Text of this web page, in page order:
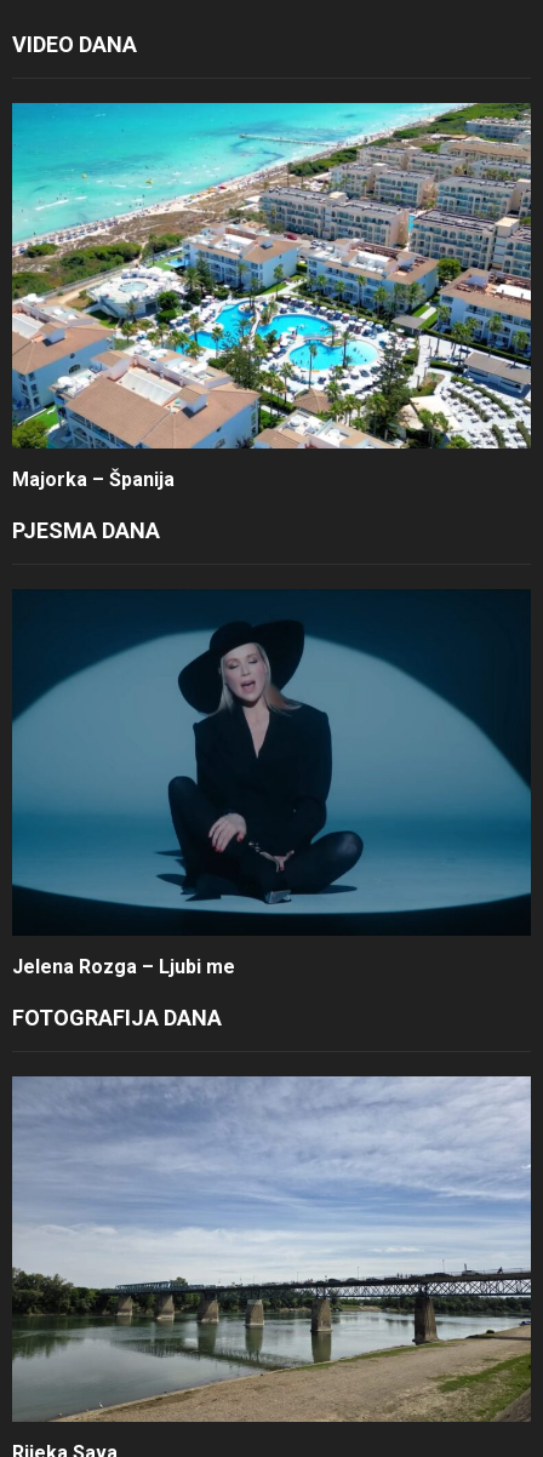
VIDEO DANA
Majorka – Španija
PJESMA DANA
Jelena Rozga – Ljubi me
FOTOGRAFIJA DANA